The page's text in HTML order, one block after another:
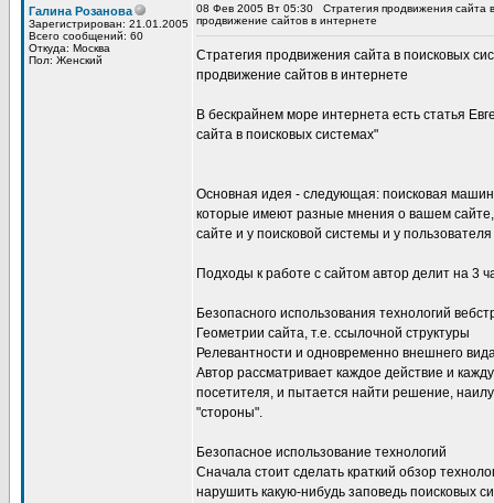
Галина Розанова
Зарегистрирован: 21.01.2005
Всего сообщений: 60
Откуда: Москва
Пол: Женский
08 Фев 2005 Вт 05:30
Стратегия продвижения сайта
продвижение сайтов в интернете
Стратегия продвижения сайта в поисковых
продвижение сайтов в интернете
В бескрайнем море интернета есть статья
сайта в поисковых системах"
Основная идея - следующая: поисковая
которые имеют разные мнения о вашем
сайте и у поисковой системы и у
Подходы к работе с сайтом автор делит на 3
Безопасного использования технологий
Геометрии сайта, т.е. ссылочной структуры
Релевантности и одновременно внешнего
Автор рассматривает каждое действие и
посетителя, и пытается найти решение,
"стороны".
Безопасное использование технологий
Сначала стоит сделать краткий обзор
нарушить какую-нибудь заповедь поисковых